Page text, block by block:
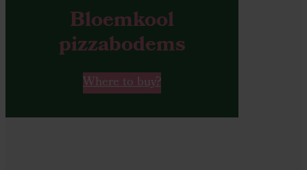
Bloemkool
pizzabodems
Where to buy?